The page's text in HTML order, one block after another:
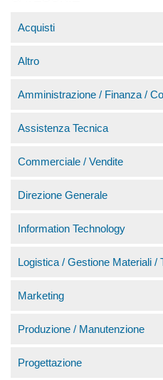
Acquisti
Altro
Amministrazione / Finanza /
Assistenza Tecnica
Commerciale / Vendite
Direzione Generale
Information Technology
Logistica / Gestione Materiali /
Marketing
Produzione / Manutenzione
Progettazione